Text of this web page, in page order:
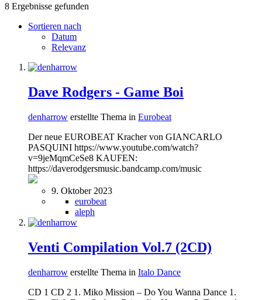
8 Ergebnisse gefunden
Sortieren nach
Datum
Relevanz
Dave Rodgers - Game Boi
denharrow erstellte Thema in Eurobeat
Der neue EUROBEAT Kracher von GIANCARLO
PASQUINI https://www.youtube.com/watch?
v=9jeMqmCeSe8 KAUFEN:
https://daverodgersmusic.bandcamp.com/music
9. Oktober 2023
eurobeat
aleph
Venti Compilation Vol.7 (2CD)
denharrow erstellte Thema in Italo Dance
CD 1 CD 2 1. Miko Mission – Do You Wanna Dance 1.